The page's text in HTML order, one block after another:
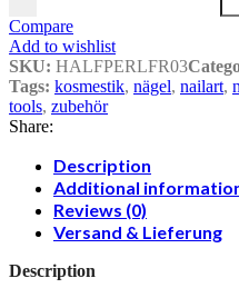
Compare
Add to wishlist
SKU: HALFPERLFR03
Tags: kosmestik, nägel, nailart,
tools, zubehör
Share:
Description
Additional
Reviews (0)
Versand & Lieferung
Description